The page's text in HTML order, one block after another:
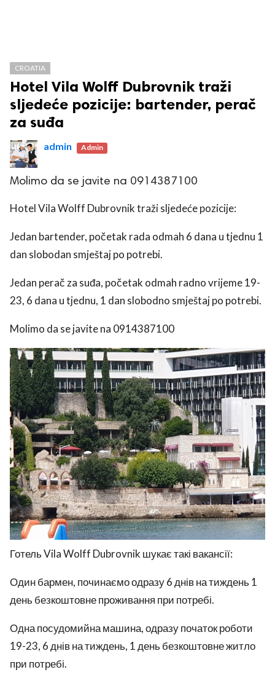
reserved.
CROATIA
Hotel Vila Wolff Dubrovnik traži
sljedeće pozicije: bartender, perač
za suđa
admin Admin
Molimo da se javite na 0914387100
Hotel Vila Wolff Dubrovnik traži sljedeće pozicije:
Jedan bartender, početak rada odmah 6 dana u tjednu 1
dan slobodan smještaj po potrebi.
Jedan perač za suđa, početak odmah radno vrijeme 19-
23, 6 dana u tjednu, 1 dan slobodno smještaj po potrebi.
Molimo da se javite na 0914387100
Готель Vila Wolff Dubrovnik шукає такі вакансії:
Один бармен, починаємо одразу 6 днів на тиждень 1
день безкоштовне проживання при потребі.
Одна посудомийна машина, одразу початок роботи
19-23, 6 днів на тиждень, 1 день безкоштовне житло
при потребі.